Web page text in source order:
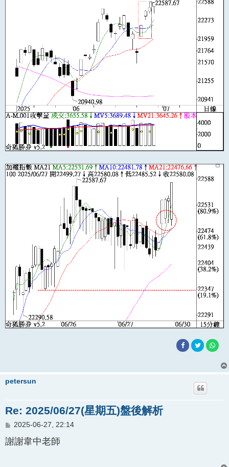
petersun
Re: 2025/06/27(星期五)盤後解析
文
2025-06-27, 22:14
謝謝韋中老師